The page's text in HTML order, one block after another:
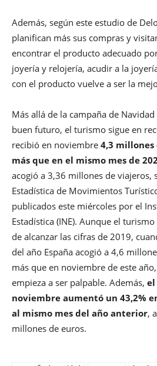
Además, según este estudio de
planifican más sus compras y
encontrar el producto adecuado
joyería y relojería, acudir a la
con el producto vuelve a ser la
Más allá de la campaña de
buen futuro, el turismo sigue en
recibió en noviembre 4,3 millones
más que en el mismo mes de
acogió a 3,36 millones de viajeros,
Estadística de Movimientos
publicados este miércoles por el
Estadística (INE). Aunque el
de alcanzar las cifras de 2019,
del año España acogió a 4,6
más que en noviembre de este
empieza a ser palpable. Además, el
noviembre aumentó un 43,2%
al mismo mes del año anterior,
millones de euros.